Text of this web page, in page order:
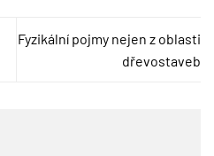
Fyzikální pojmy nejen z oblasti
dřevostaveb